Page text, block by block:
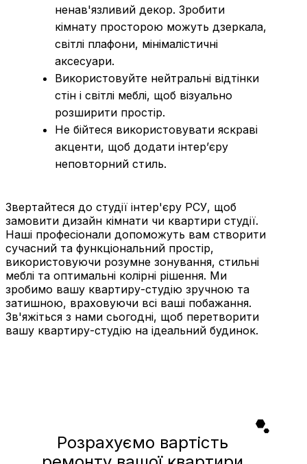
ненав'язливий декор. Зробити
кімнату просторою можуть дзеркала,
світлі плафони, мінімалістичні
аксесуари.
Використовуйте нейтральні відтінки
стін і світлі меблі, щоб візуально
розширити простір.
Не бійтеся використовувати яскраві
акценти, щоб додати інтер’єру
неповторний стиль.
Звертайтеся до студії інтер'єру РСУ, щоб
замовити дизайн кімнати чи квартири студії.
Наші професіонали допоможуть вам створити
сучасний та функціональний простір,
використовуючи розумне зонування, стильні
меблі та оптимальні колірні рішення. Ми
зробимо вашу квартиру-студію зручною та
затишною, враховуючи всі ваші побажання.
Зв'яжіться з нами сьогодні, щоб перетворити
вашу квартиру-студію на ідеальний будинок.
Розрахуємо вартість